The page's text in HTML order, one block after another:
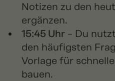
Notizen zu den
ergänzen.
15:45 Uhr – Du
den häufigsten
Vorlage für
bauen.